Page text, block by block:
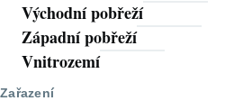
Východní pobřeží
Západní pobřeží
Vnitrozemí
Zařazení